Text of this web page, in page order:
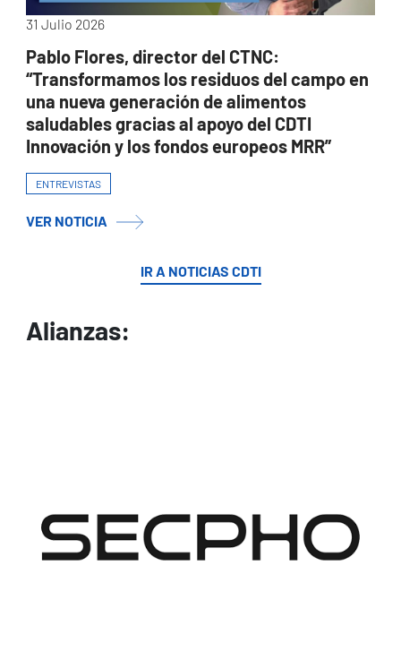
31 Julio 2026
Pablo Flores, director del CTNC:
“Transformamos los residuos del campo en
una nueva generación de alimentos
saludables gracias al apoyo del CDTI
Innovación y los fondos europeos MRR”
ENTREVISTAS
VER NOTICIA
IR A NOTICIAS CDTI
Alianzas: